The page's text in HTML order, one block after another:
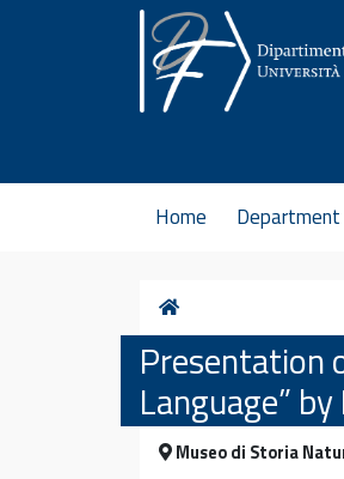
Home Department
Home
Presentation
Language”
Museo di Storia